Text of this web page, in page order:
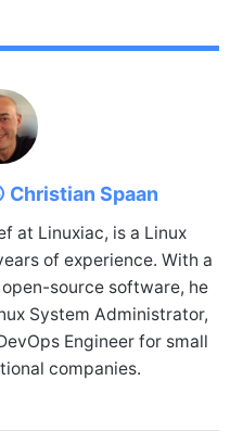
Christian Spaan
at Linuxiac, is a Linux
of experience. With a
source software, he
System Administrator,
Engineer for small
companies.